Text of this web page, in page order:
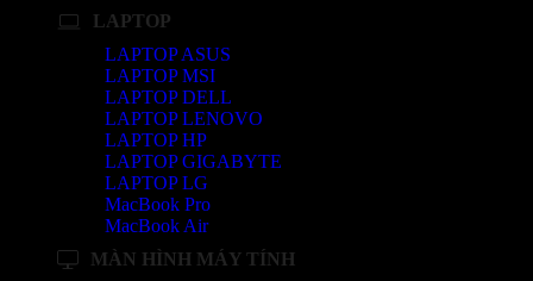
LAPTOP
LAPTOP ASUS
LAPTOP MSI
LAPTOP DELL
LAPTOP LENOVO
LAPTOP HP
LAPTOP GIGABYTE
LAPTOP LG
MacBook Pro
MacBook Air
MÀN HÌNH MÁY TÍNH